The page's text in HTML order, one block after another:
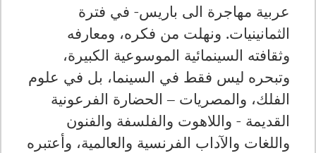
عربية مهاجرة الى باريس- في فترة
الثمانينيات. ونهلت من فكره، ومعارفه
وثقافته السينمائية الموسوعية الكبيرة،
وتبحره ليس فقط في السينما، بل في علوم
الفلك، والمصريات – الحضارة الفرعونية
القديمة - واللاهوت والفلسفة والفنون
واللغات والآداب الفرنسية والعالمية، وأعتبره